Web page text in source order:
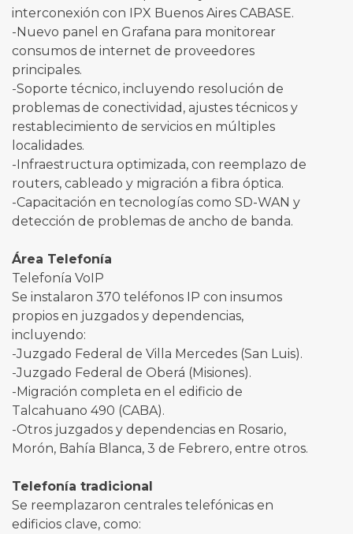
interconexión con IPX Buenos Aires CABASE.
-Nuevo panel en Grafana para monitorear
consumos de internet de proveedores
principales.
-Soporte técnico, incluyendo resolución de
problemas de conectividad, ajustes técnicos y
restablecimiento de servicios en múltiples
localidades.
-Infraestructura optimizada, con reemplazo de
routers, cableado y migración a fibra óptica.
-Capacitación en tecnologías como SD-WAN y
detección de problemas de ancho de banda.
Área Telefonía
Telefonía VoIP
Se instalaron 370 teléfonos IP con insumos
propios en juzgados y dependencias,
incluyendo:
-Juzgado Federal de Villa Mercedes (San Luis).
-Juzgado Federal de Oberá (Misiones).
-Migración completa en el edificio de
Talcahuano 490 (CABA).
-Otros juzgados y dependencias en Rosario,
Morón, Bahía Blanca, 3 de Febrero, entre otros.
Telefonía tradicional
Se reemplazaron centrales telefónicas en
edificios clave, como: